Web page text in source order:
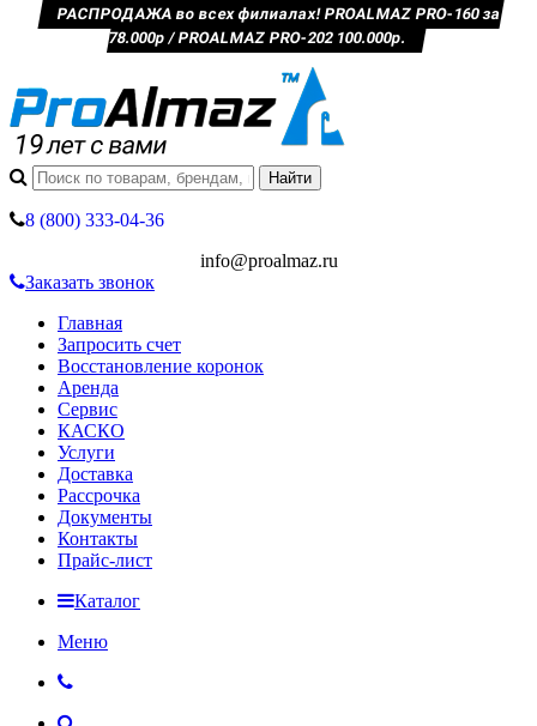
РАСПРОДАЖА во всех филиалах! PROALMAZ PRO-160 за
78.000р / PROALMAZ PRO-202 100.000р.
8 (800) 333-04-36
info@proalmaz.ru
Заказать звонок
Главная
Запросить счет
Восстановление коронок
Аренда
Сервис
КАСКО
Услуги
Доставка
Рассрочка
Документы
Контакты
Прайс-лист
Каталог
Меню